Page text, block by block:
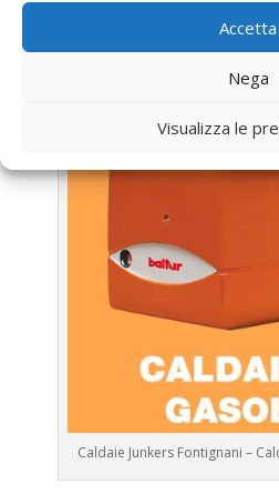
Accetta
Nega
Visualizza le
Caldaie Junkers Fontignani –